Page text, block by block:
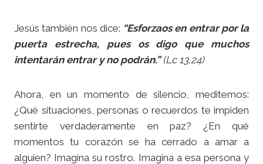
Jesús también nos dice: “Esforzaos en entrar por la
puerta estrecha, pues os digo que muchos
intentarán entrar y no podrán.” (Lc 13,24)
Ahora, en un momento de silencio, meditemos:
¿Qué situaciones, personas o recuerdos te impiden
sentirte verdaderamente en paz? ¿En qué
momentos tu corazón se ha cerrado a amar a
alguien? Imagina su rostro. Imagina a esa persona y